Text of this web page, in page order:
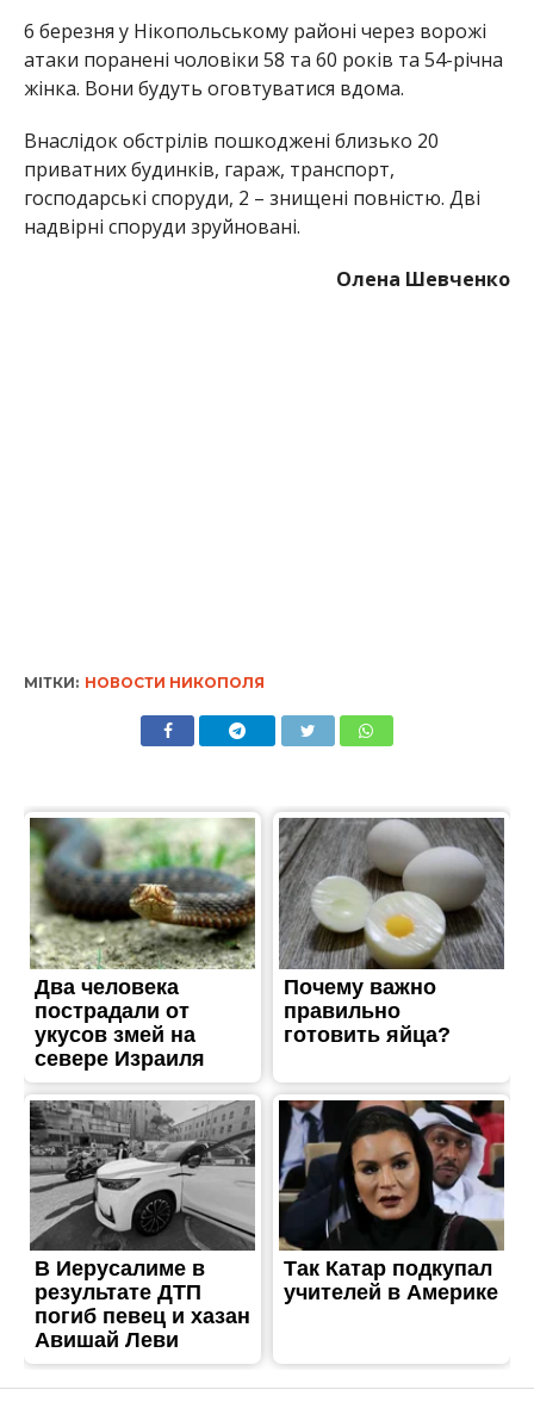
6 березня у Нікопольському районі через ворожі
атаки поранені чоловіки 58 та 60 років та 54-річна
жінка. Вони будуть оговтуватися вдома.
Внаслідок обстрілів пошкоджені близько 20
приватних будинків, гараж, транспорт,
господарські споруди, 2 – знищені повністю. Дві
надвірні споруди зруйновані.
Олена Шевченко
МІТКИ: НОВОСТИ НИКОПОЛЯ